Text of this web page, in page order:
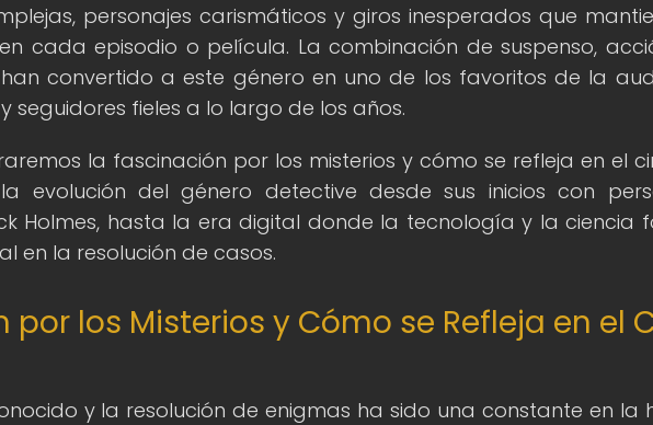
personajes carismáticos y giros inesperados que
cada episodio o película. La combinación de suspenso,
convertido a este género en uno de los favoritos de la
seguidores fieles a lo largo de los años.
la fascinación por los misterios y cómo se refleja en el
evolución del género detective desde sus inicios con
Holmes, hasta la era digital donde la tecnología y la ciencia
en la resolución de casos.
por los Misterios y Cómo se Refleja en el
y la resolución de enigmas ha sido una constante en la